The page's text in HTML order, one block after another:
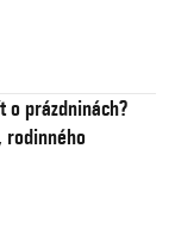
o prázdninách?
rodinného